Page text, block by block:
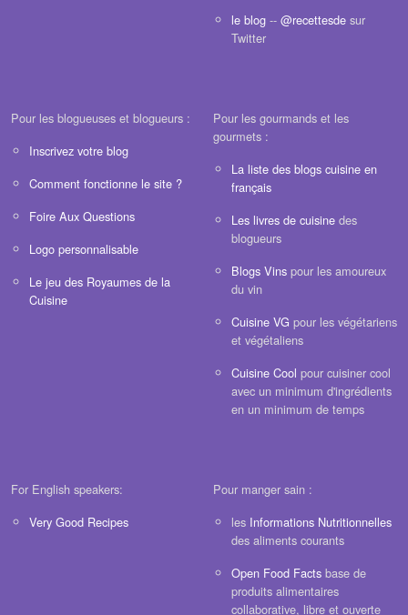
le blog -- @recettesde sur
Twitter
Pour les blogueuses et blogueurs :
Inscrivez votre blog
Comment fonctionne le site ?
Foire Aux Questions
Logo personnalisable
Le jeu des Royaumes de la
Cuisine
Pour les gourmands et les
gourmets :
La liste des blogs cuisine en
français
Les livres de cuisine des
blogueurs
Blogs Vins pour les amoureux
du vin
Cuisine VG pour les végétariens
et végétaliens
Cuisine Cool pour cuisiner cool
avec un minimum d'ingrédients
en un minimum de temps
For English speakers:
Very Good Recipes
Pour manger sain :
les Informations Nutritionnelles
des aliments courants
Open Food Facts base de
produits alimentaires
collaborative, libre et ouverte